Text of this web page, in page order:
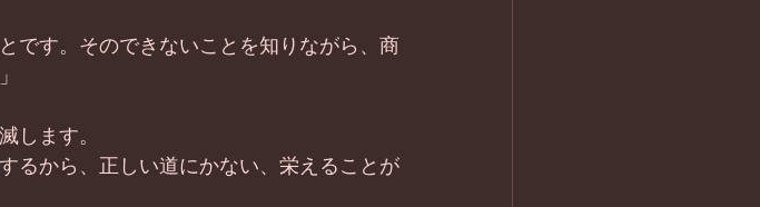
です。そのできないことを知りながら、商
します。
るから、正しい道にかない、栄えることが